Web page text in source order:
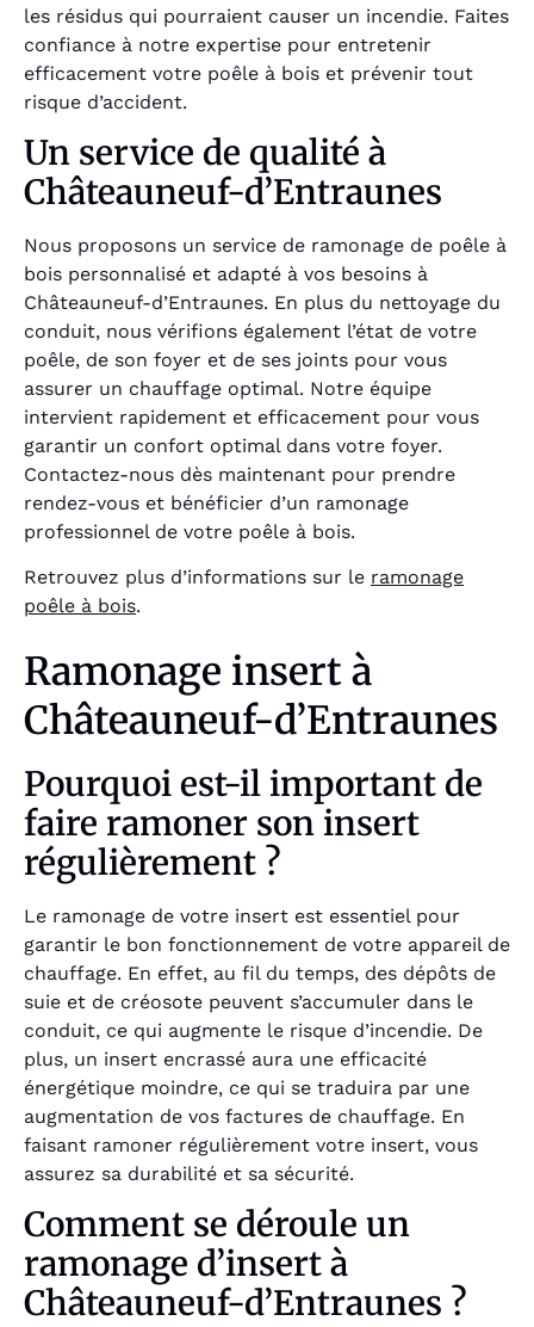
les résidus qui pourraient causer un incendie. Faites
confiance à notre expertise pour entretenir
efficacement votre poêle à bois et prévenir tout
risque d’accident.
Un service de qualité à
Châteauneuf-d’Entraunes
Nous proposons un service de ramonage de poêle à
bois personnalisé et adapté à vos besoins à
Châteauneuf-d’Entraunes. En plus du nettoyage du
conduit, nous vérifions également l’état de votre
poêle, de son foyer et de ses joints pour vous
assurer un chauffage optimal. Notre équipe
intervient rapidement et efficacement pour vous
garantir un confort optimal dans votre foyer.
Contactez-nous dès maintenant pour prendre
rendez-vous et bénéficier d’un ramonage
professionnel de votre poêle à bois.
Retrouvez plus d’informations sur le ramonage
poêle à bois.
Ramonage insert à
Châteauneuf-d’Entraunes
Pourquoi est-il important de
faire ramoner son insert
régulièrement ?
Le ramonage de votre insert est essentiel pour
garantir le bon fonctionnement de votre appareil de
chauffage. En effet, au fil du temps, des dépôts de
suie et de créosote peuvent s’accumuler dans le
conduit, ce qui augmente le risque d’incendie. De
plus, un insert encrassé aura une efficacité
énergétique moindre, ce qui se traduira par une
augmentation de vos factures de chauffage. En
faisant ramoner régulièrement votre insert, vous
assurez sa durabilité et sa sécurité.
Comment se déroule un
ramonage d’insert à
Châteauneuf-d’Entraunes ?